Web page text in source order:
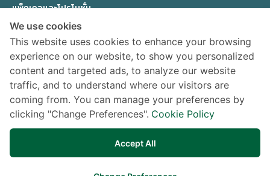
แพ็กเกจและโปรโมชั่น
ทีมแพทย์ผู้เชี่ยวชาญ
เกี่ยวกับเรา
ติดต่อสอบถาม
Privacy Policy
ติดตามข่าวสาร
We use cookies
This website uses cookies to enhance your browsing
experience on our website, to show you personalized
content and targeted ads, to analyze our website
traffic, and to understand where our visitors are
coming from. You can manage your preferences by
clicking "Change Preferences". Cookie Policy
Accept All